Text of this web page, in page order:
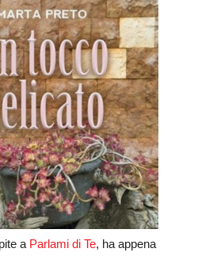
a Parlami di Te, ha appena